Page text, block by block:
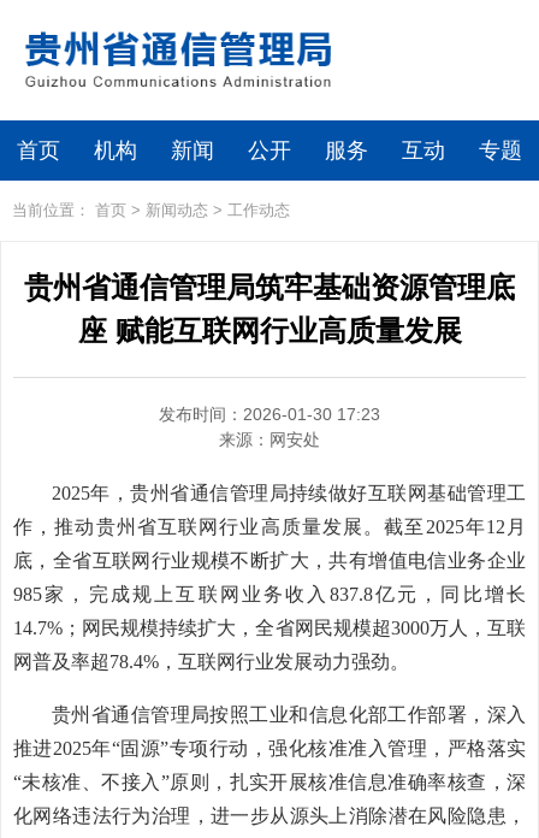
首页 机构 新闻 公开 服务 互动 专题
当前位置： 首页 > 新闻动态 > 工作动态
贵州省通信管理局筑牢基础资源管理底
座 赋能互联网行业高质量发展
发布时间：2026-01-30 17:23
来源： 网安处
2025年，贵州省通信管理局持续做好互联网基础管理工
作，推动贵州省互联网行业高质量发展。截至2025年12月
底，全省互联网行业规模不断扩大，共有增值电信业务企业
985家，完成规上互联网业务收入837.8亿元，同比增长
14.7%；网民规模持续扩大，全省网民规模超3000万人，互联
网普及率超78.4%，互联网行业发展动力强劲。
贵州省通信管理局按照工业和信息化部工作部署，深入
推进2025年“固源”专项行动，强化核准准入管理，严格落实
“未核准、不接入”原则，扎实开展核准信息准确率核查，深
化网络违法行为治理，进一步从源头上消除潜在风险隐患，